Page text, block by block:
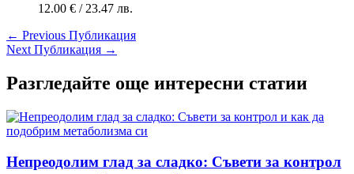
12.00 € / 23.47 лв.
← Previous Публикация
Next Публикация →
Разгледайте още интересни статии
Непреодолим глад за сладко: Съвети за контрол